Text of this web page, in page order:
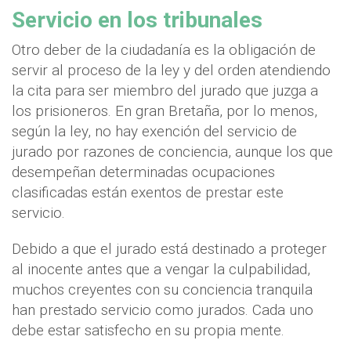
Servicio en los tribunales
Otro deber de la ciudadanía es la obligación de
servir al proceso de la ley y del orden atendiendo
la cita para ser miembro del jurado que juzga a
los prisioneros. En gran Bretaña, por lo menos,
según la ley, no hay exención del servicio de
jurado por razones de conciencia, aunque los que
desempeñan determinadas ocupaciones
clasificadas están exentos de prestar este
servicio.
Debido a que el jurado está destinado a proteger
al inocente antes que a vengar la culpabilidad,
muchos creyentes con su conciencia tranquila
han prestado servicio como jurados. Cada uno
debe estar satisfecho en su propia mente.